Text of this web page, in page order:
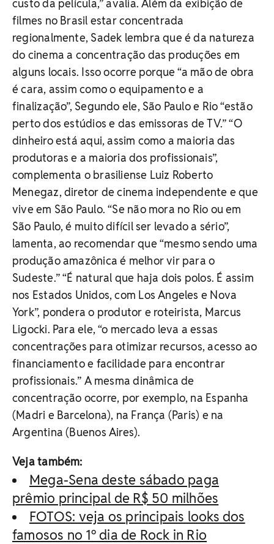
custo da película,” avalia. Além da exibição de
filmes no Brasil estar concentrada
regionalmente, Sadek lembra que é da natureza
do cinema a concentração das produções em
alguns locais. Isso ocorre porque “a mão de obra
é cara, assim como o equipamento e a
finalização”, Segundo ele, São Paulo e Rio “estão
perto dos estúdios e das emissoras de TV.” “O
dinheiro está aqui, assim como a maioria das
produtoras e a maioria dos profissionais”,
complementa o brasiliense Luiz Roberto
Menegaz, diretor de cinema independente e que
vive em São Paulo. “Se não mora no Rio ou em
São Paulo, é muito difícil ser levado a sério”,
lamenta, ao recomendar que “mesmo sendo uma
produção amazônica é melhor vir para o
Sudeste.” “É natural que haja dois polos. É assim
nos Estados Unidos, com Los Angeles e Nova
York”, pondera o produtor e roteirista, Marcus
Ligocki. Para ele, “o mercado leva a essas
concentrações para otimizar recursos, acesso ao
financiamento e facilidade para encontrar
profissionais.” A mesma dinâmica de
concentração ocorre, por exemplo, na Espanha
(Madri e Barcelona), na França (Paris) e na
Argentina (Buenos Aires).
Veja também:
Mega-Sena deste sábado paga
prêmio principal de R$ 50 milhões
FOTOS: veja os principais looks dos
famosos no 1º dia de Rock in Rio